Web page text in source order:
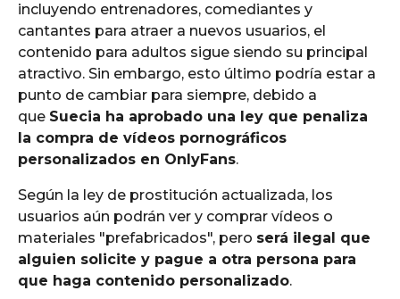
incluyendo entrenadores, comediantes y
cantantes para atraer a nuevos usuarios, el
contenido para adultos sigue siendo su principal
atractivo. Sin embargo, esto último podría estar a
punto de cambiar para siempre, debido a
que Suecia ha aprobado una ley que penaliza
la compra de vídeos pornográficos
personalizados en OnlyFans.
Según la ley de prostitución actualizada, los
usuarios aún podrán ver y comprar vídeos o
materiales "prefabricados", pero será ilegal que
alguien solicite y pague a otra persona para
que haga contenido personalizado.